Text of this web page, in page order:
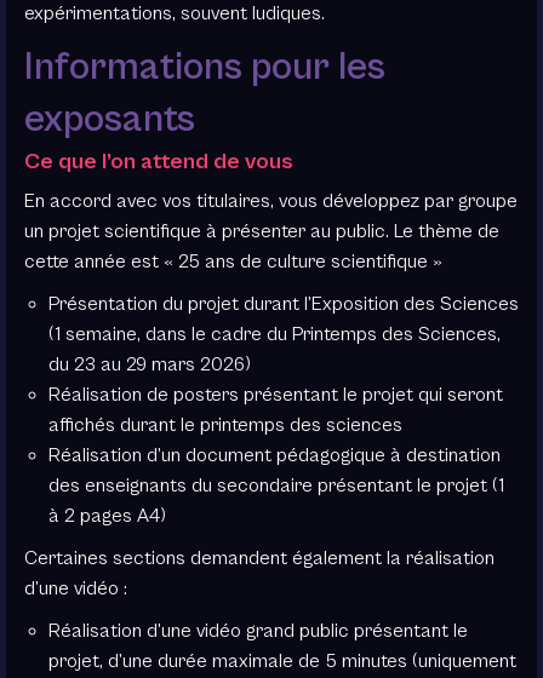
expérimentations, souvent ludiques.
Informations pour les
exposants
Ce que l’on attend de vous
En accord avec vos titulaires, vous développez par groupe
un projet scientifique à présenter au public. Le thème de
cette année est « 25 ans de culture scientifique »
Présentation du projet durant l’Exposition des Sciences
(1 semaine, dans le cadre du Printemps des Sciences,
du 23 au 29 mars 2026)
Réalisation de posters présentant le projet qui seront
affichés durant le printemps des sciences
Réalisation d’un document pédagogique à destination
des enseignants du secondaire présentant le projet (1
à 2 pages A4)
Certaines sections demandent également la réalisation
d’une vidéo :
Réalisation d’une vidéo grand public présentant le
projet, d’une durée maximale de 5 minutes (uniquement